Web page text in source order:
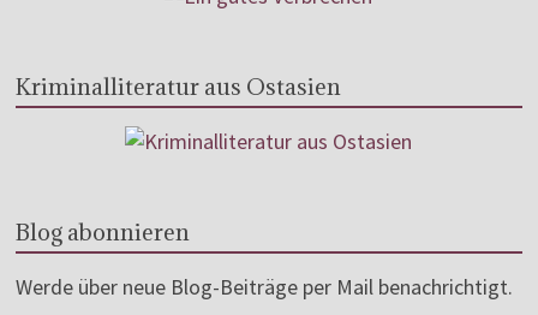
Kriminalliteratur aus Ostasien
Blog abonnieren
Werde über neue Blog-Beiträge per Mail benachrichtigt.